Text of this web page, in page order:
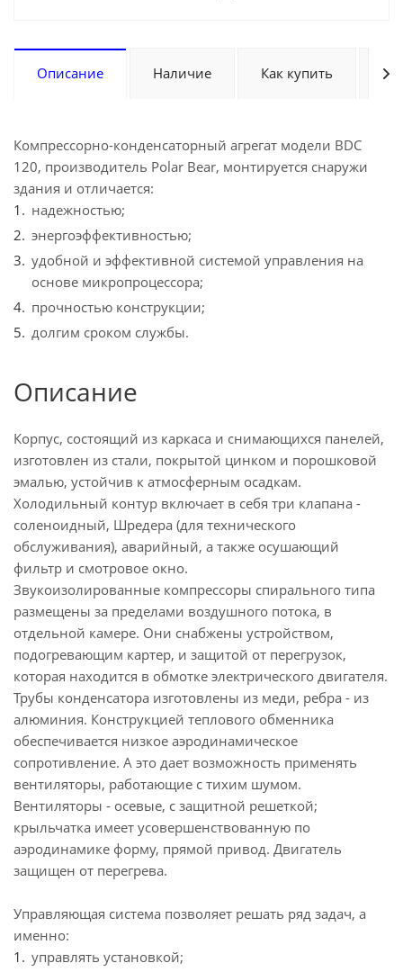
Описание Наличие Как купить
Компрессорно-конденсаторный агрегат модели BDC
120, производитель Polar Bear, монтируется снаружи
здания и отличается:
надежностью;
энергоэффективностью;
удобной и эффективной системой управления на
основе микропроцессора;
прочностью конструкции;
долгим сроком службы.
Описание
Корпус, состоящий из каркаса и снимающихся панелей,
изготовлен из стали, покрытой цинком и порошковой
эмалью, устойчив к атмосферным осадкам.
Холодильный контур включает в себя три клапана -
соленоидный, Шредера (для технического
обслуживания), аварийный, а также осушающий
фильтр и смотровое окно.
Звукоизолированные компрессоры спирального типа
размещены за пределами воздушного потока, в
отдельной камере. Они снабжены устройством,
подогревающим картер, и защитой от перегрузок,
которая находится в обмотке электрического двигателя.
Трубы конденсатора изготовлены из меди, ребра - из
алюминия. Конструкцией теплового обменника
обеспечивается низкое аэродинамическое
сопротивление. А это дает возможность применять
вентиляторы, работающие с тихим шумом.
Вентиляторы - осевые, с защитной решеткой;
крыльчатка имеет усовершенствованную по
аэродинамике форму, прямой привод. Двигатель
защищен от перегрева.
Управляющая система позволяет решать ряд задач, а
именно:
управлять установкой;